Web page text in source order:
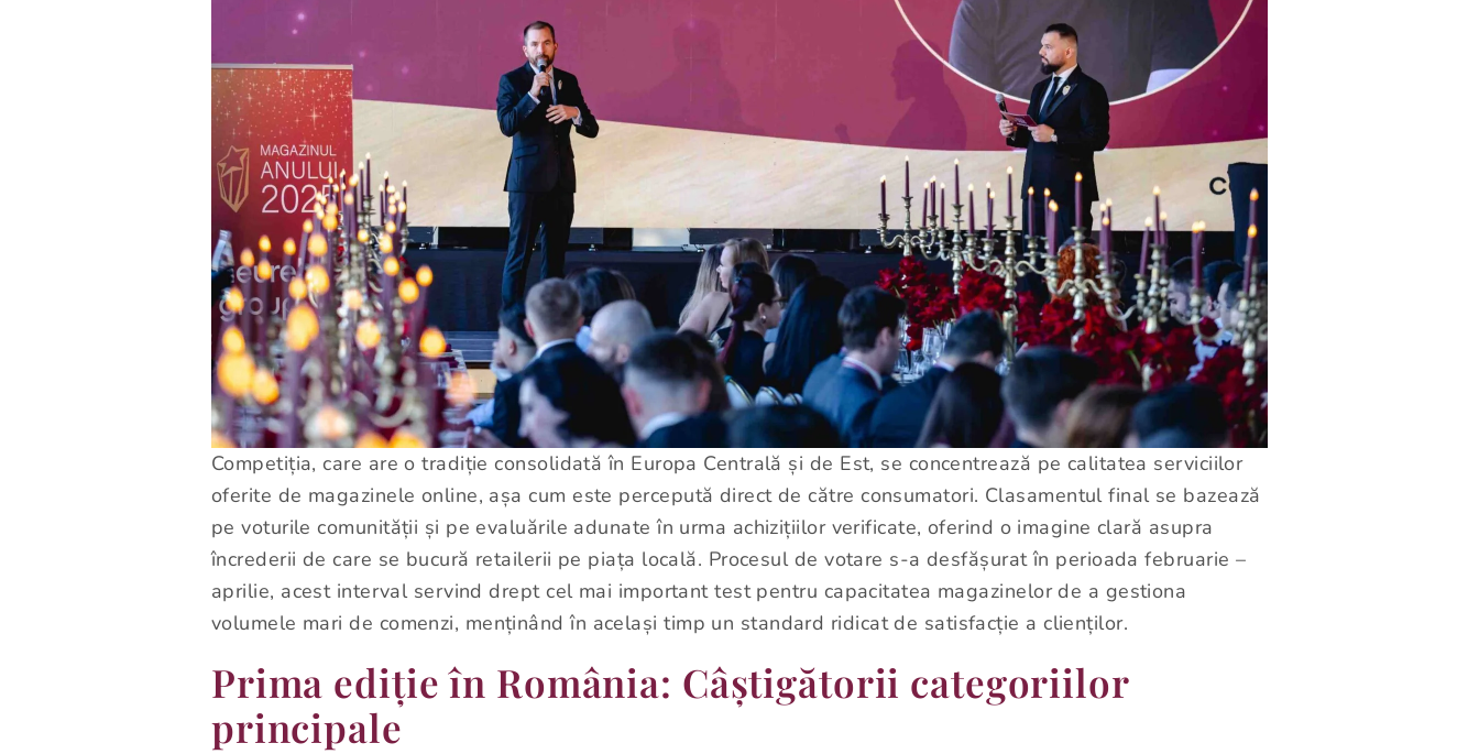
Competiția, care are o tradiție consolidată în Europa Centrală și de Est, se concentrează pe calitatea serviciilor
oferite de magazinele online, așa cum este percepută direct de către consumatori. Clasamentul final se bazează
pe voturile comunității și pe evaluările adunate în urma achizițiilor verificate, oferind o imagine clară asupra
încrederii de care se bucură retailerii pe piața locală. Procesul de votare s-a desfășurat în perioada februarie –
aprilie, acest interval servind drept cel mai important test pentru capacitatea magazinelor de a gestiona
volumele mari de comenzi, menținând în același timp un standard ridicat de satisfacție a clienților.
Prima ediție în România: Câștigătorii categoriilor
principale